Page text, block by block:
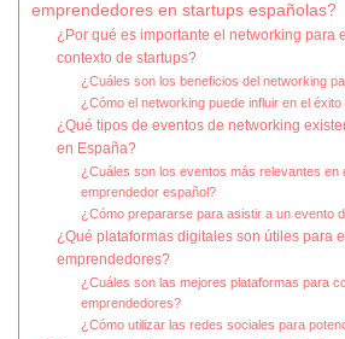
emprendedores en startups españolas?
¿Por qué es importante el networking para
contexto de startups?
¿Cuáles son los beneficios del networking
¿Cómo el networking puede influir en el
¿Qué tipos de eventos de networking
en España?
¿Cuáles son los eventos más relevantes en
emprendedor español?
¿Cómo prepararse para asistir a un evento
¿Qué plataformas digitales son útiles para
emprendedores?
¿Cuáles son las mejores plataformas para
emprendedores?
¿Cómo utilizar las redes sociales para